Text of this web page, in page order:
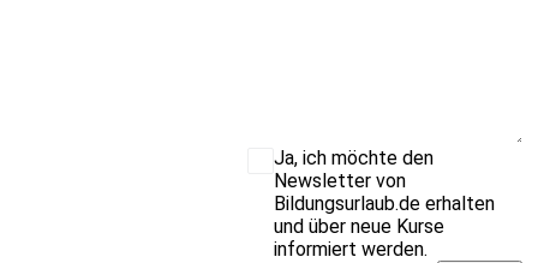
Ja, ich möchte den
Newsletter von
Bildungsurlaub.de erhalten
und über neue Kurse
informiert werden.